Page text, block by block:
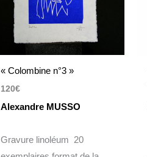
« Colombine n°3 »
120€
Alexandre MUSSO
Gravure linoléum 20